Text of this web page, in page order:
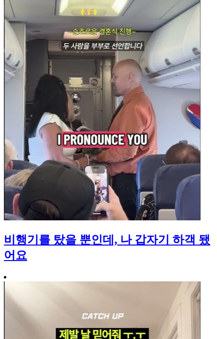
비행기를 탔을 뿐인데, 나 갑자기 하객 됐
어요